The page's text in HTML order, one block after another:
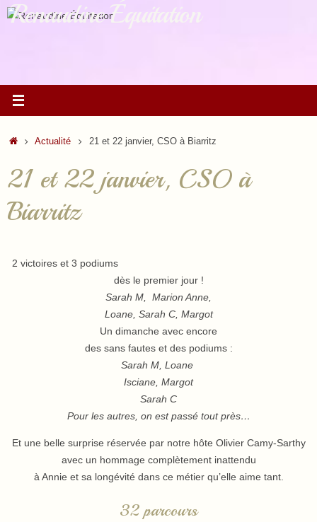
Passer
Renaudine Équitation
Accueil
Actualité 21 et 22 janvier, CSO à Biarritz
21 et 22 janvier, CSO à
Biarritz
2 victoires et 3 podiums
dès le premier jour !
Sarah M, Marion Anne,
Loane, Sarah C, Margot
Un dimanche avec encore
des sans fautes et des podiums :
Sarah M, Loane
Isciane, Margot
Sarah C
Pour les autres, on est passé tout près…
Et une belle surprise réservée par notre hôte Olivier Camy-Sarthy
avec un hommage complètement inattendu
à Annie et sa longévité dans ce métier qu’elle aime tant.
32 parcours